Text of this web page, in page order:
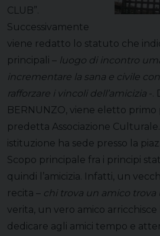
CLUB”.
Successivamente
viene redatto lo statuto che
principali – luogo di incontro
incrementare la sana e civile
rafforzare i vincoli dell’amicizia -.
BERNUNZO, viene eletto
predetta Associazione
istituzione ha sede presso la
Scopo principale fra i principi
quindi l’amicizia. Infatti, un
recita – chi trova un amico trova
verita, un vero amico
dedicare agli amici tempo e